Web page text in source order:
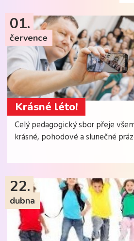
Krásné léto!
01.
července
Celý pedagogický sbor přeje
krásné, pohodové a slunečné
22.
dubna